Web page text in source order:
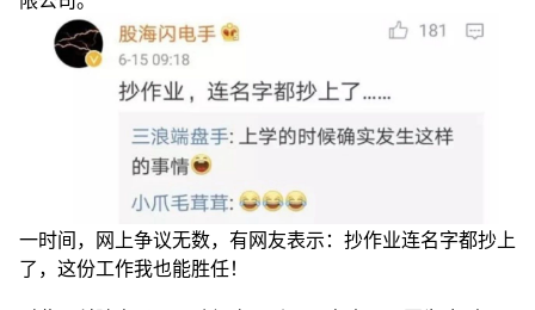
一时间，网上争议无数，有网友表示：抄作业连名字都抄上
了，这份工作我也能胜任！